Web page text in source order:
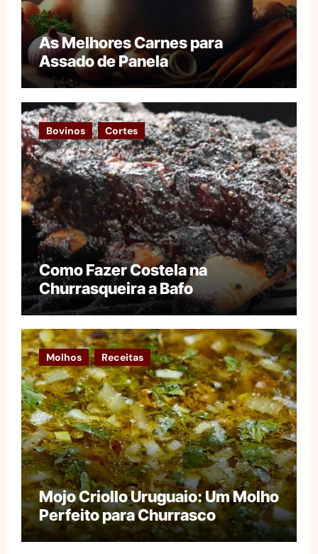
As Melhores Carnes para
Assado de Panela
Bovinos Cortes
Como Fazer Costela na
Churrasqueira a Bafo
Molhos Receitas
Mojo Criollo Uruguaio: Um Molho
Perfeito para Churrasco